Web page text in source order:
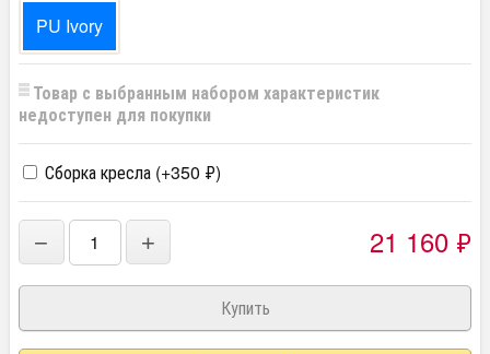
PU Ivory
Товар с выбранным набором характеристик
недоступен для покупки
Сборка кресла (+350 ₽)
− + 21 160 ₽